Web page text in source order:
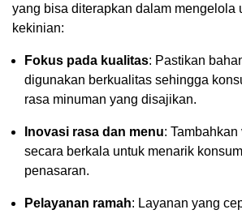
yang bisa diterapkan dalam mengelola
kekinian:
Fokus pada kualitas: Pastikan
digunakan berkualitas sehingga
rasa minuman yang disajikan.
Inovasi rasa dan menu:
secara berkala untuk menarik
penasaran.
Pelayanan ramah: Layanan yang